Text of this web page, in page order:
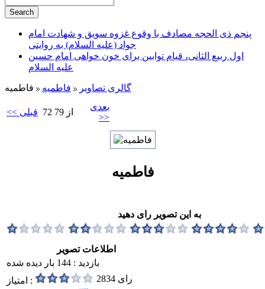
پنجم ذی الحجه مصادف با وقوع غزوه سویق و شهادت امام
جواد (علیه السلام) به روایتی
اول ربیع الثانی، قیام توابین برای خون خواهی امام حسین
علیه السلام
گالری تصاویر فاطميه فاطمیه
<< قبلی 72 از 79
بعدی
>>
فاطمیه
به این تصویر رای دهید
اطلاعات تصویر
بازدید : 144 بار دیده شده
امتیاز :
2834 رای